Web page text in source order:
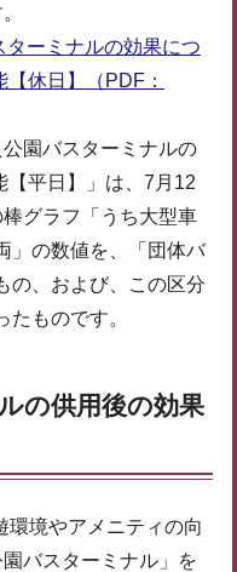
ターミナルの効果につ
休日】（PDF：
園バスターミナルの
【平日】」は、7月12
グラフ「うち大型車
」の数値を、「団体バ
の、および、この区分
ものです。
の供用後の効果
環境やアメニティの向
バスターミナル」を